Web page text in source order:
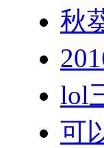
秋
lol
可